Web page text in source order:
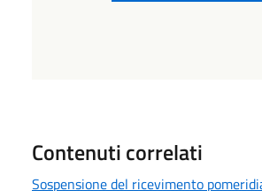
Contenuti correlati
Sospensione del ricevimento